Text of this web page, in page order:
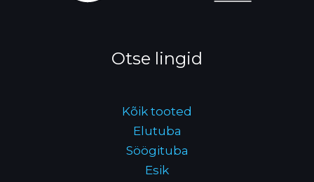
Otse lingid
Kõik tooted
Elutuba
Söögituba
Esik